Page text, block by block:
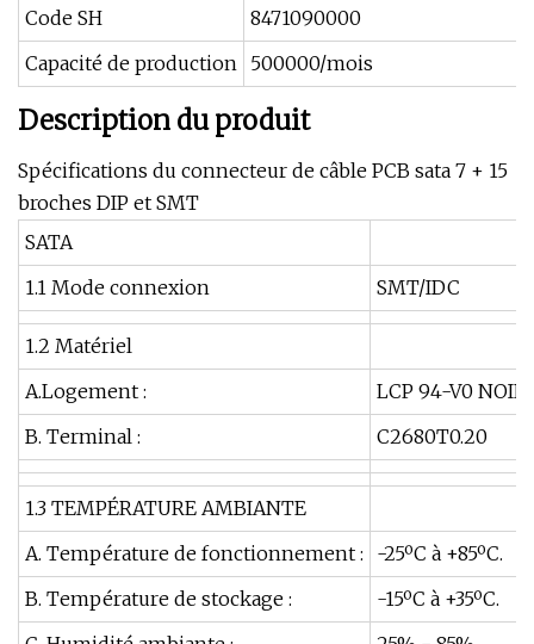
Code SH
8471090000
Capacité de production 500000/mois
Description du produit
Spécifications du connecteur de câble PCB sata 7 + 15
broches DIP et SMT
SATA
1.1 Mode connexion
SMT/IDC
1.2 Matériel
A.Logement :
LCP 94-V0 NOIR
B. Terminal :
C2680T0.20
1.3 TEMPÉRATURE AMBIANTE
A. Température de fonctionnement :
-25ºC à +85ºC.
B. Température de stockage :
-15ºC à +35ºC.